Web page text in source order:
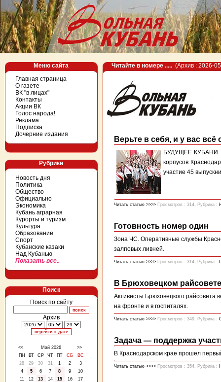
Меню сайта
Главная страница
О газете
ВК "в лицах"
Контакты
Акции ВК
Голос народа!
Реклама
Подписка
Дочерние издания
Рубрики
Новость дня
Политика
Общество
Официально
Экономика
Кубань аграрная
Курорты и туризм
Культура
Образование
Спорт
Кубанские казаки
Над Кубанью
Показать все..
Поиск
Поиск по сайту
Архив
<< Май 2026
>>
ПН
ВТ СР ЧТ ПТ СБ
ВС
28
29 30 31 1 2
3
4
5 6 7 8 9
10
11
12 13 14 15 16
17
Читайте в номере ..... (Архив : 2026-
Верьте в себя, и у вас всё
БУДУЩЕЕ КУБАНИ.
корпусов
участие 45
Читать статью >>>> Просмотров : 314, Рубрика :
Готовность номер один
Зона ЧС. Оперативные службы
залповых ливней.
Читать статью >>>> Просмотров : 314, Рубрика :
В Брюховецком
Активисты Брюховецкого
на фронте и в госпиталях.
Читать статью >>>> Просмотров : 349, Рубрика :
Задача — поддержка
В Краснодарском крае прошел
Читать статью >>>> Просмотров : 354, Рубрика :